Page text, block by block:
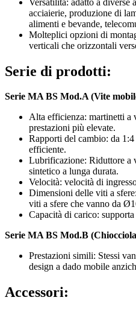
acciaierie, produzione di
alimenti e bevande,
Molteplici opzioni di
verticali che orizzontali
Serie di prodotti:
Serie MA BS Mod.A (Vite
Alta efficienza: martinetti a
prestazioni più elevate.
Rapporti del cambio: da
efficiente.
Lubrificazione: Riduttore a
sintetico a lunga durata.
Velocità: velocità di
Dimensioni delle viti a
viti a sfere che vanno da
Capacità di carico:
Serie MA BS Mod.B
Prestazioni simili: Stessi
design a dado mobile
Accessori: